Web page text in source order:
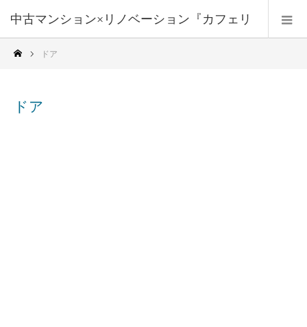
中古マンション×リノベーション『カフェリ
フォーム』
ドア
ドア